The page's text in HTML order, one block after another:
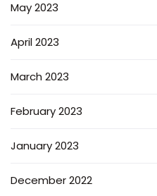
May 2023
April 2023
March 2023
February 2023
January 2023
December 2022